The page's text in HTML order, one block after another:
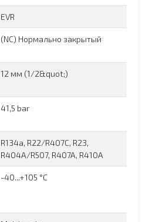
EVR
(NC) Нормально закрытый
12 мм (1/2&quot;)
41,5 bar
R134a, R22/R407C, R23,
R404A/R507, R407A, R410A
-40...+105 °C